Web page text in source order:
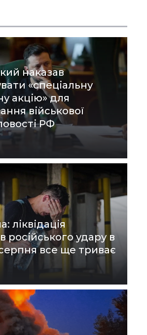
наказав
«спеціальну
акцію» для
військової
РФ
ліквідація
російського удару в
все ще триває